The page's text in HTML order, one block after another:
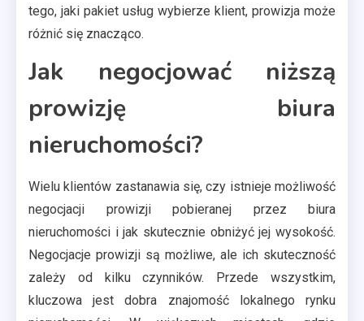
tego, jaki pakiet usług wybierze klient, prowizja może
różnić się znacząco.
Jak negocjować niższą
prowizję biura
nieruchomości?
Wielu klientów zastanawia się, czy istnieje możliwość
negocjacji prowizji pobieranej przez biura
nieruchomości i jak skutecznie obniżyć jej wysokość.
Negocjacje prowizji są możliwe, ale ich skuteczność
zależy od kilku czynników. Przede wszystkim,
kluczowa jest dobra znajomość lokalnego rynku